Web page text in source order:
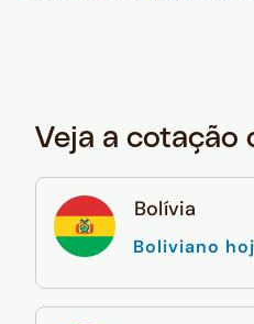
Veja a cotação
Bolívia
Boliviano